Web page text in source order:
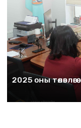
2025 оны төлөвлөгөө